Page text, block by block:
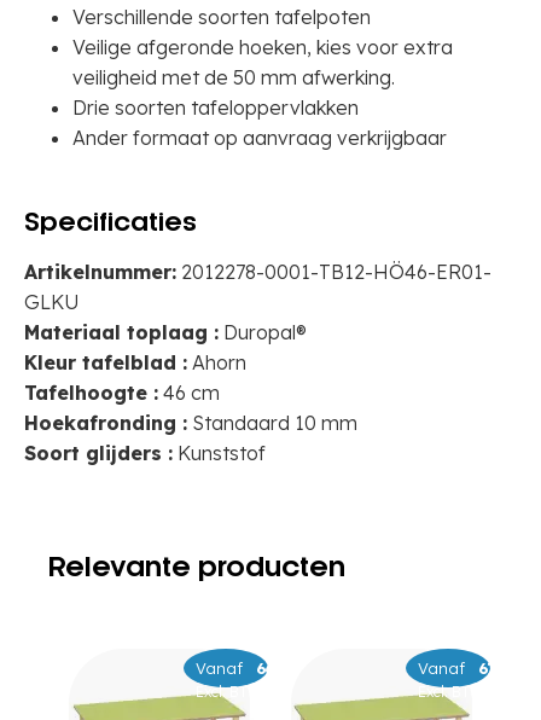
Verschillende soorten tafelpoten
Veilige afgeronde hoeken, kies voor extra
veiligheid met de 50 mm afwerking.
Drie soorten tafeloppervlakken
Ander formaat op aanvraag verkrijgbaar
Specificaties
Artikelnummer: 2012278-0001-TB12-HÖ46-ER01-
GLKU
Materiaal toplaag : Duropal®
Kleur tafelblad : Ahorn
Tafelhoogte : 46 cm
Hoekafronding : Standaard 10 mm
Soort glijders : Kunststof
Relevante producten
Vanaf 619
699
Excl. BTW
Vanaf 659
739
Excl. BTW